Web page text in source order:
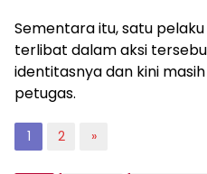
Sementara itu, satu
terlibat dalam aksi
identitasnya dan kini
petugas.
1 2 »